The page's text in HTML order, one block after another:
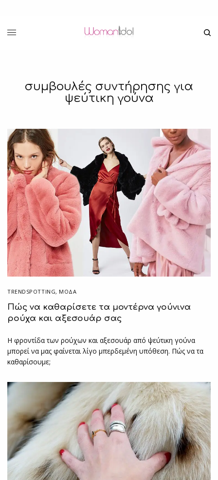
συμβουλές συντήρησης για
ψεύτικη γούνα
TRENDSPOTTING, ΜΟΔΑ
Πώς να καθαρίσετε τα μοντέρνα γούνινα
ρούχα και αξεσουάρ σας
Η φροντίδα των ρούχων και αξεσουάρ από ψεύτικη γούνα
μπορεί να μας φαίνεται λίγο μπερδεμένη υπόθεση. Πώς να τα
καθαρίσουμε;